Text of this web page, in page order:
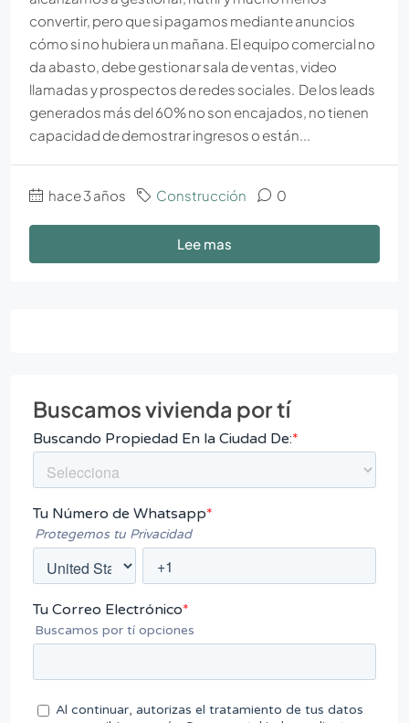
convertir, pero que si pagamos mediante anuncios
cómo si no hubiera un mañana. El equipo comercial no
da abasto, debe gestionar sala de ventas, video
llamadas y prospectos de redes sociales. De los leads
generados más del 60% no son encajados, no tienen
capacidad de demostrar ingresos o están...
hace 3 años Construcción 0
Lee mas
Buscamos vivienda por tí